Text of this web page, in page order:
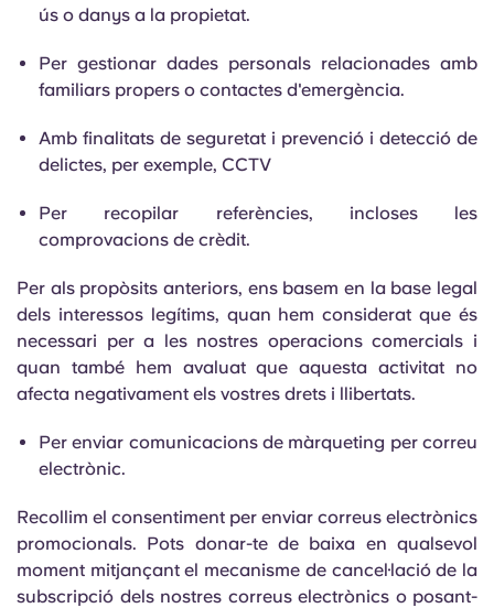
ús o danys a la propietat.
Per gestionar dades personals relacionades amb
familiars propers o contactes d'emergència.
Amb finalitats de seguretat i prevenció i detecció de
delictes, per exemple, CCTV
Per recopilar referències, incloses les
comprovacions de crèdit.
Per als propòsits anteriors, ens basem en la base legal
dels interessos legítims, quan hem considerat que és
necessari per a les nostres operacions comercials i
quan també hem avaluat que aquesta activitat no
afecta negativament els vostres drets i llibertats.
Per enviar comunicacions de màrqueting per correu
electrònic.
Recollim el consentiment per enviar correus electrònics
promocionals. Pots donar-te de baixa en qualsevol
moment mitjançant el mecanisme de cancel·lació de la
subscripció dels nostres correus electrònics o posant-